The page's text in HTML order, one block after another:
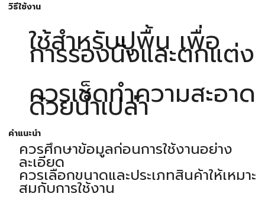
วิธีใช้งาน
ใช้สำหรับปูพื้น เพื่อ
การรองนั่งและตกแต่ง
ควรเช็ดทำความสะอาด
ด้วยน้ำเปล่า
คำแนะนำ
ควรศึกษาข้อมูลก่อนการใช้งานอย่าง
ละเอียด
ควรเลือกขนาดและประเภทสินค้าให้เหมาะ
สมกับการใช้งาน